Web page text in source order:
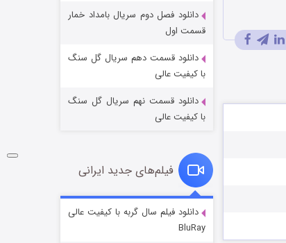
شکست استوارت در نجات جهان
قسمت ۷ (زیرنویس) منتشر شد
شوگر فصل ۲
قسمت
دانلود فصل دوم سریال بامداد خمار
قسمت اول
دانلود قسمت دهم سریال گل سنگ
با کیفیت عالی
دانلود قسمت نهم سریال گل سنگ
با کیفیت عالی
فیلم‌های جدید ایرانی
دانلود فیلم سال گربه با کیفیت عالی
BluRay